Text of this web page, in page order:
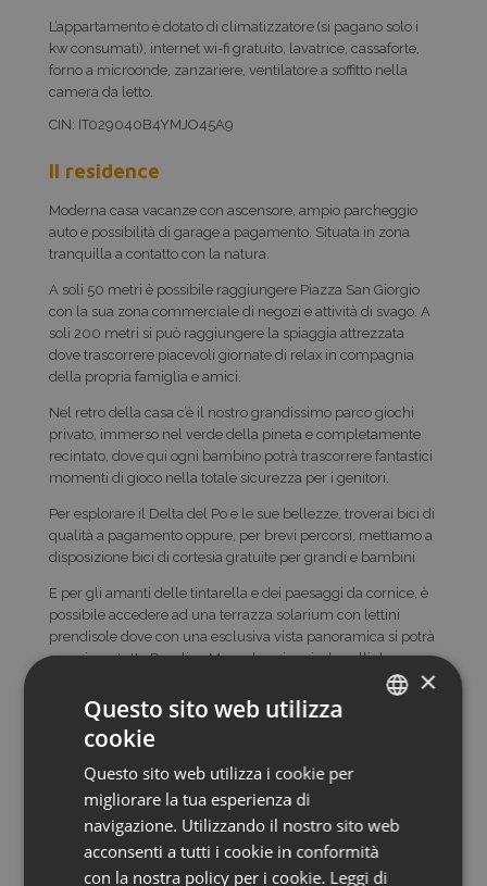
L’appartamento è dotato di climatizzatore (si pagano solo i
kw consumati), internet wi-fi gratuito, lavatrice, cassaforte,
forno a microonde, zanzariere, ventilatore a soffitto nella
camera da letto.
CIN: IT029040B4YMJO45A9
Il residence
Moderna casa vacanze con ascensore, ampio parcheggio
auto e possibilità di garage a pagamento. Situata in zona
tranquilla a contatto con la natura.
A soli 50 metri è possibile raggiungere Piazza San Giorgio
con la sua zona commerciale di negozi e attività di svago. A
soli 200 metri si può raggiungere la spiaggia attrezzata
dove trascorrere piacevoli giornate di relax in compagnia
della propria famiglia e amici.
Nel retro della casa c’è il nostro grandissimo parco giochi
privato, immerso nel verde della pineta e completamente
recintato, dove qui ogni bambino potrà trascorrere fantastici
momenti di gioco nella totale sicurezza per i genitori.
Per esplorare il Delta del Po e le sue bellezze, troverai bici di
qualità a pagamento oppure, per brevi percorsi, mettiamo a
disposizione bici di cortesia gratuite per grandi e bambini
E per gli amanti delle tintarella e dei paesaggi da cornice, è
possibile accedere ad una terrazza solarium con lettini
prendisole dove con una esclusiva vista panoramica si potrà
ammirare tutta Rosolina Mare… la spiaggia, le valli da pesca
Indirizzo
via delle Primule, 28, ROSOLINA MARE
Indicazioni stradali
×
Questo sito web utilizza
cookie
Questo sito web utilizza i cookie per
migliorare la tua esperienza di
navigazione. Utilizzando il nostro sito web
acconsenti a tutti i cookie in conformità
con la nostra policy per i cookie. Leggi di